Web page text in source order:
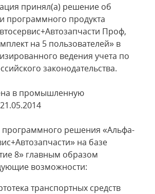
принял(а) решение об
программного продукта
Проф,
на 5 пользователей» в
ведения учета по
законодательства.
в промышленную
решения «Альфа-
на базе
8» главным образом
возможности:
транспортных средств